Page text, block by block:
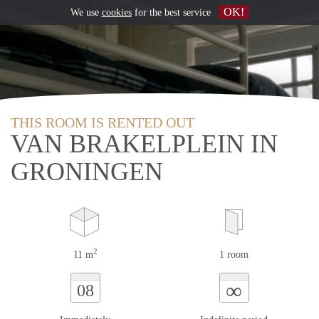
THIS ROOM IS RENTED OUT
VAN BRAKELPLEIN IN
GRONINGEN
11 m2 1 room
08 ∞
We use cookiesfor the best service OK!